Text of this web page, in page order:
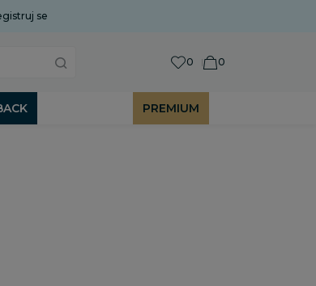
rok isporuke je 2 do 7 radnih dana!
se
0 0
PREMIUM